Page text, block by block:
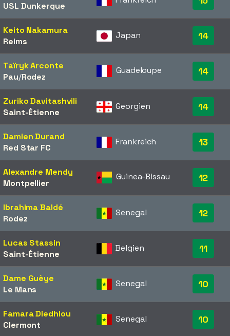
USL Dunkerque
Keito Nakamura
Reims
Japan 14
Taïryk Arconte
Pau/​Rodez
Guadeloupe 14
Zuriko Davitashvili
Saint-Étienne
Georgien 14
Damien Durand
Red Star FC
Frankreich 13
Alexandre Mendy
Montpellier
Guinea-Bissau 12
Ibrahima Baldé
Rodez
Senegal 12
Lucas Stassin
Saint-Étienne
Belgien 11
Dame Guèye
Le Mans
Senegal 10
Famara Diedhiou
Clermont
Senegal 10